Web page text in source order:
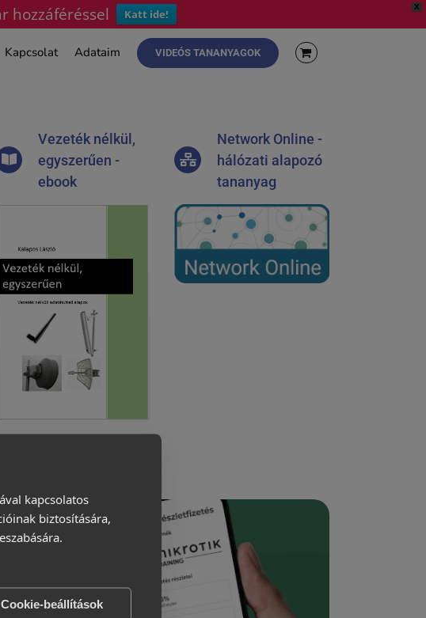
X
hozzáféréssel Katt ide!
Kapcsolat Adataim VIDEÓS TANANYAGOK
Vezeték nélkül,
egyszerűen -
ebook
Network Online -
hálózati alapozó
tananyag
kapcsolatos
biztosítására,
Cookie-beállítások